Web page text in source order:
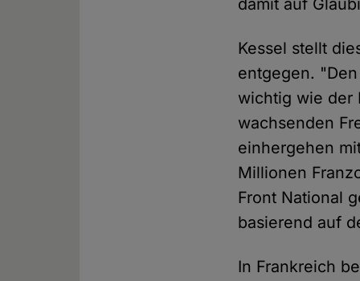
damit auf
Kessel stellt
entgegen.
wichtig wie der
wachsenden
einhergehen
Millionen
Front National
basierend auf
In Frankreich